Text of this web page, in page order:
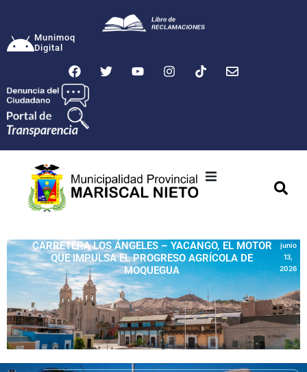
Munimoq
Digital
Transparencia
Seguridad
Programas
CARRETERA LOS ÁNGELES – YACANGO, EL MOTOR
QUE IMPULSA EL PROGRESO AGRÍCOLA DE
MOQUEGUA
junio
13,
2026